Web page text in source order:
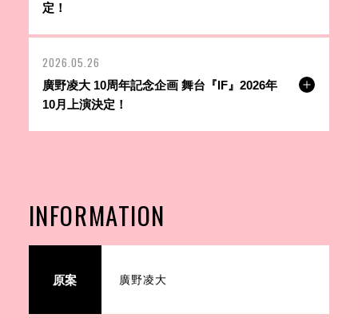
定！
2026.05.26
廣野凌大 10周年記念企画 舞台『IF』2026年
10月上演決定！
INFORMATION
原案 廣野凌大